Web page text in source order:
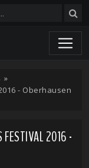
»
- Oberhausen
2016 -